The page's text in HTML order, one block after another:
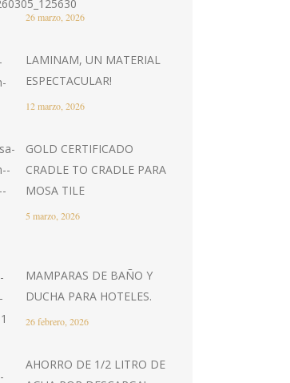
26 marzo, 2026
LAMINAM, UN MATERIAL
ESPECTACULAR!
12 marzo, 2026
GOLD CERTIFICADO
CRADLE TO CRADLE PARA
MOSA TILE
5 marzo, 2026
MAMPARAS DE BAÑO Y
DUCHA PARA HOTELES.
26 febrero, 2026
AHORRO DE 1/2 LITRO DE